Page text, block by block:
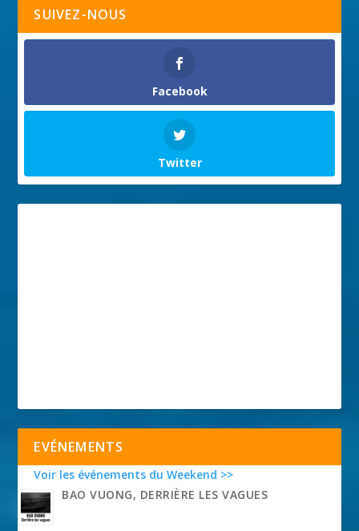
SUIVEZ-NOUS
Facebook
Twitter
EVÉNEMENTS
Voir les événements du Weekend >>
BAO VUONG, DERRIÈRE LES VAGUES